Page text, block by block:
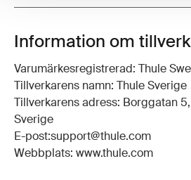
Information om
Varumärkesregistrerad: Thule
Tillverkarens namn: Thule Sverige
Tillverkarens adress: Borggatan
Sverige
E-post:support@thule.com
Webbplats: www.thule.com